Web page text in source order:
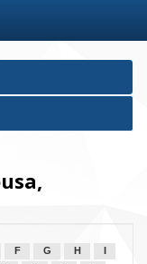
F G H